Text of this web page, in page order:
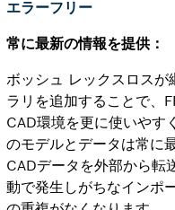
エラーフリー
常に最新の情報を提供：
ボッシュ レックスロス
ラリを追加することで、
CAD環境を更に使いやす
のモデルとデータは常に
CADデータを外部から転
動で発生しがちなインポ